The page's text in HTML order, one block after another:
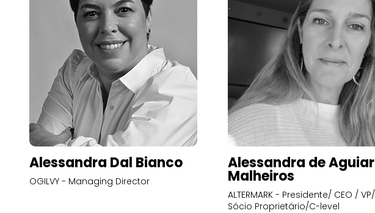
Alessandra Dal Bianco
OGILVY - Managing Director
Alessandra de Aguiar
Malheiros
ALTERMARK - Presidente/ CEO / VP/
Sócio Proprietário/C-level